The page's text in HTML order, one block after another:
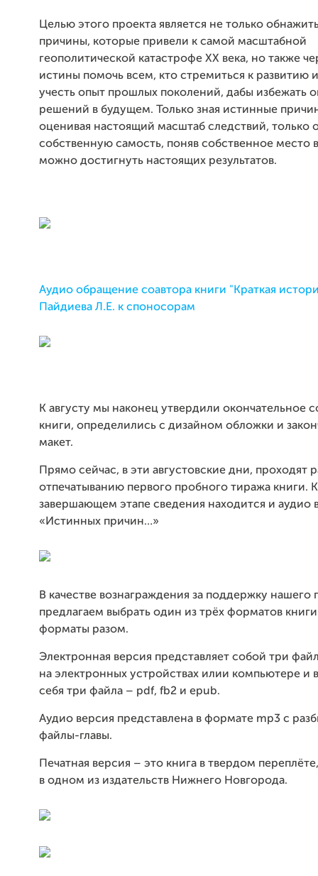
Целью этого проекта является не только
причины, которые привели к самой масштабной
геополитической катастрофе ХХ века, но также
истины помочь всем, кто стремиться к развитию
учесть опыт прошлых поколений, дабы избежать
решений в будущем. Только зная истинные
оценивая настоящий масштаб следствий, только
собственную самость, поняв собственное место
можно достигнуть настоящих результатов.
Аудио обращение соавтора книги "Краткая
Пайдиева Л.Е. к споносорам
К августу мы наконец утвердили окончательное
книги, определились с дизайном обложки и
макет.
Прямо сейчас, в эти августовские дни, проходят
отпечатыванию первого пробного тиража книги.
завершающем этапе сведения находится и аудио
«Истинных причин…»
В качестве вознаграждения за поддержку нашего
предлагаем выбрать один из трёх форматов
форматы разом.
Электронная версия представляет собой три
на электронных устройствах илии компьютере и
себя три файла – pdf, fb2 и epub.
Аудио версия представлена в формате mp3 с
файлы-главы.
Печатная версия – это книга в твердом
в одном из издательств Нижнего Новгорода.